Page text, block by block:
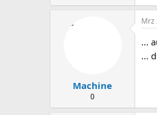
Machine
0
Mrz
...
...